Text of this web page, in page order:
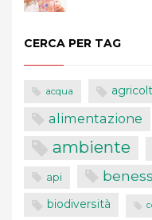
CERCA PER TAG
acqua
alimentazione
ambiente
api
biodiversità